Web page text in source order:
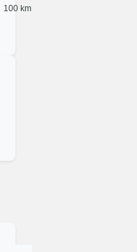
100 km